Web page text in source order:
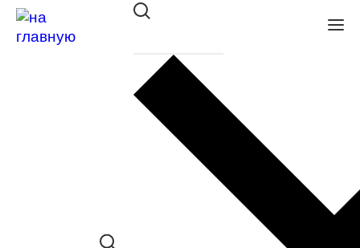
Оправа BANISS BA2002 C01
в наличии (До 5 шт.) *наличие товара в
конкретном салоне необходимо
Сравнить товар